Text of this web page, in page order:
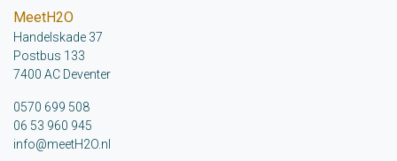
MeetH2O
Handelskade 37
Postbus 133
7400 AC Deventer
0570 699 508
06 53 960 945
info@meetH2O.nl